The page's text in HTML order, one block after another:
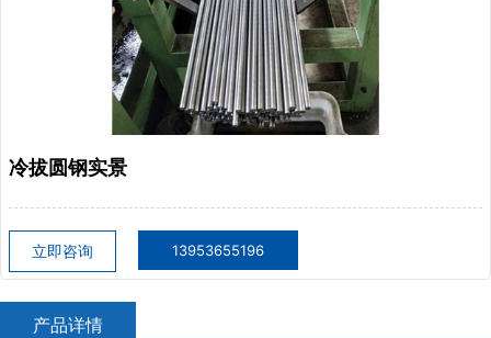
冷拔圆钢实景
立即咨询 13953655196
产品详情